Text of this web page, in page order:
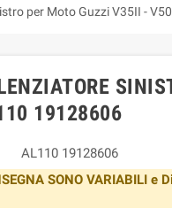
per Moto Guzzi V35II -
19128606
AL110 19128606
SONO VARIABILI